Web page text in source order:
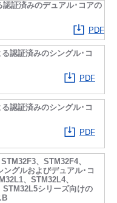
証済みのデュアル･コアの
PDF
認証済みのシングル･コ
PDF
認証済みのシングル･コ
PDF
、STM32F4、
グルおよびデュアル･コ
、STM32L4、
シリーズ向けの
B